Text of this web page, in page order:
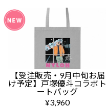
【受注販売・9月中旬お届
け予定】戸塚優斗コラボト
ートバッグ
¥3,960